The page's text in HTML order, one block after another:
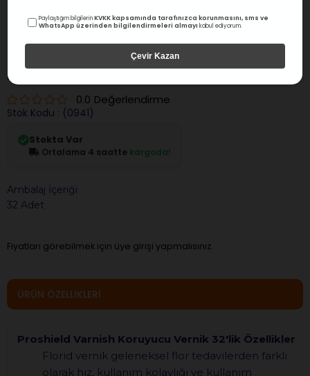
Proshield Varnish Koruyucu Vernik 32'lik
0.0 Değerlendirme
Stok Kodu (0941)
Stokta Var
Ortalama 4 saatte kargoda!
Ambalaj İçeriği
32 Adet
Fiyatları görebilmek için üye girişi yapmalısınız.
ÜRÜN ÖZELLIKLERI
Proshield Varnish Koruyucu Vernik 32'lik Özellikler
Florid vernik geleneksel flor tedavilerden farklı
olarak hız, kullanım kolaylığı ve kullanım
Paylaştığım bilgilerinKVKK kapsamında tarafınızca korunmasını, sms ve
WhatsApp üzerinden bilgilendirmeleri almayı kabul ediyorum.
Çevir Kazan